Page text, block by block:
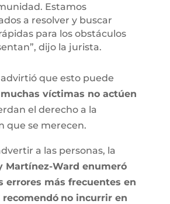
Estamos
a resolver y buscar
para los obstáculos
dijo la jurista.
que esto puede
muchas víctimas no actúen
el derecho a la
que se merecen.
a las personas, la
Martínez-Ward enumeró
errores más frecuentes en
recomendó no incurrir en